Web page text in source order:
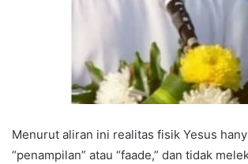
Menurut aliran ini realitas fisik Yesus
“penampilan” atau “faade,” dan tidak